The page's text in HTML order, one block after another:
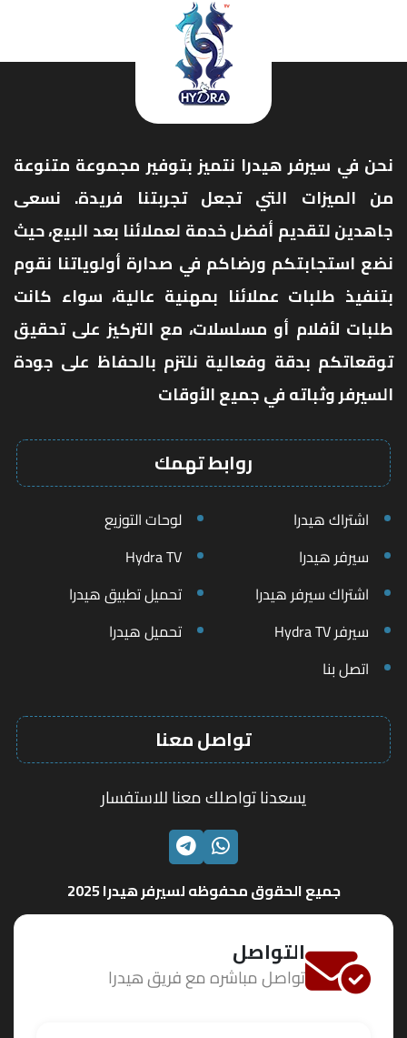
نحن في سيرفر هيدرا نتميز بتوفير مجموعة متنوعة
من الميزات التي تجعل تجربتنا فريدة. نسعى
جاهدين لتقديم أفضل خدمة لعملائنا بعد البيع، حيث
نضع استجابتكم ورضاكم في صدارة أولوياتنا نقوم
بتنفيذ طلبات عملائنا بمهنية عالية، سواء كانت
طلبات لأفلام أو مسلسلات، مع التركيز على تحقيق
توقعاتكم بدقة وفعالية نلتزم بالحفاظ على جودة
السيرفر وثباته في جميع الأوقات
روابط تهمك
اشتراك هيدرا
لوحات التوزيع
سيرفر هيدرا
Hydra TV
اشتراك سيرفر هيدرا
تحميل تطبيق هيدرا
سيرفر Hydra TV
تحميل هيدرا
اتصل بنا
تواصل معنا
يسعدنا تواصلك معنا للاستفسار
الواتسابتليجرام
جميع الحقوق محفوظه لسيرفر هيدرا 2025
التواصل
تواصل مباشره مع فريق هيدرا